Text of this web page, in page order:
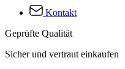
Kontakt
Geprüfte Qualität
Sicher und vertraut einkaufen